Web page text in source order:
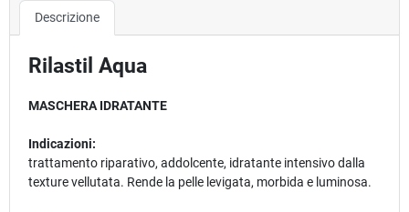
Descrizione
Rilastil Aqua
MASCHERA IDRATANTE
Indicazioni:
trattamento riparativo, addolcente, idratante intensivo dalla
texture vellutata. Rende la pelle levigata, morbida e luminosa.